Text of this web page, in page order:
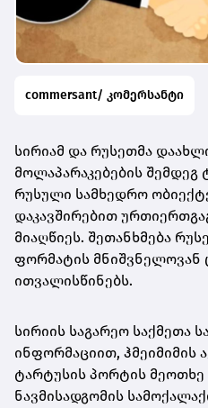
commersant/ კომერსანტი
სირიამ და რუსეთმა
მოლაპარაკებების შემდეგ
რუსული სამხედრო
დაკავშირებით
მიაღწიეს. შეთანხმება
ფორმატის მნიშვნელოვან
ითვალისწინებს.
სირიის საგარეო საქმეთა
ინფორმაციით, ჰმეიმიმის
ტარტუსის პორტის
ნავმისადგომის